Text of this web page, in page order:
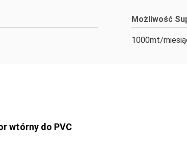
Możliwość
1000mt/
wtórny do PVC